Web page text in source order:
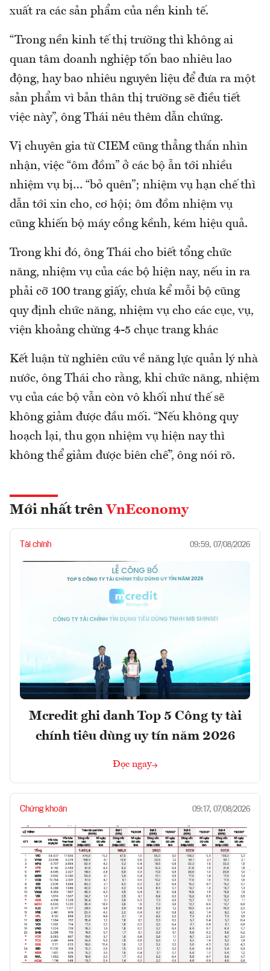
xuất ra các sản phẩm của nền kinh tế.
“Trong nền kinh tế thị trường thì không ai
quan tâm doanh nghiệp tốn bao nhiêu lao
động, hay bao nhiêu nguyên liệu để đưa ra một
sản phẩm vì bản thân thị trường sẽ điều tiết
việc này”, ông Thái nêu thêm dẫn chứng.
Vị chuyên gia từ CIEM cũng thẳng thắn nhìn
nhận, việc “ôm đồm” ở các bộ ẫn tới nhiều
nhiệm vụ bị… “bỏ quên”; nhiệm vụ hạn chế thì
dẫn tới xin cho, cơ hội; ôm đồm nhiệm vụ
cũng khiến bộ máy cồng kềnh, kém hiệu quả.
Trong khi đó, ông Thái cho biết tổng chức
năng, nhiệm vụ của các bộ hiện nay, nếu in ra
phải cỡ 100 trang giấy, chưa kể mỗi bộ cũng
quy định chức năng, nhiệm vụ cho các cục, vụ,
viện khoảng chừng 4-5 chục trang khác
Kết luận từ nghiên cứu về năng lực quản lý nhà
nước, ông Thái cho rằng, khi chức năng, nhiệm
vụ của các bộ vẫn còn vô khối như thế sẽ
không giảm được đầu mối. “Nếu không quy
hoạch lại, thu gọn nhiệm vụ hiện nay thì
không thể giảm được biên chế”, ông nói rõ.
Mới nhất trên VnEconomy
Tài chính 09:59, 07/08/2026
Mcredit ghi danh Top 5 Công ty tài
chính tiêu dùng uy tín năm 2026
Đọc ngay
Chứng khoán 09:17, 07/08/2026